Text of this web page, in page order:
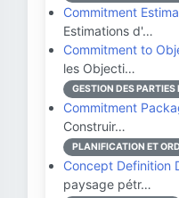
Commitment
Estimations d'…
Commitment to
les Objecti…
GESTION DES PARTIES
Commitment
Construir…
PLANIFICATION ET
Concept Definition
paysage pétr…